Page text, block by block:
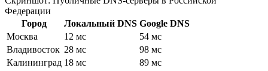
Федерации
Город
Локальный DNS Google DNS
Москва
12 мс
54 мс
Владивосток 28 мс
98 мс
Калининград 18 мс 89 мс